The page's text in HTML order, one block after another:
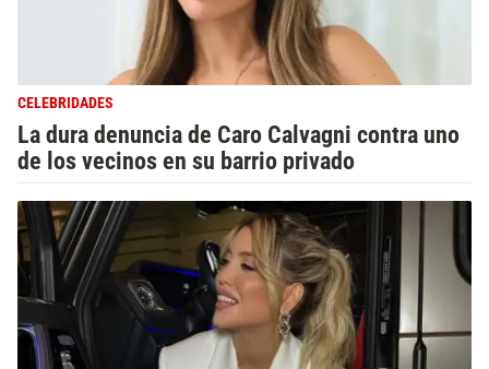
CELEBRIDADES
La dura denuncia de Caro Calvagni contra uno
de los vecinos en su barrio privado